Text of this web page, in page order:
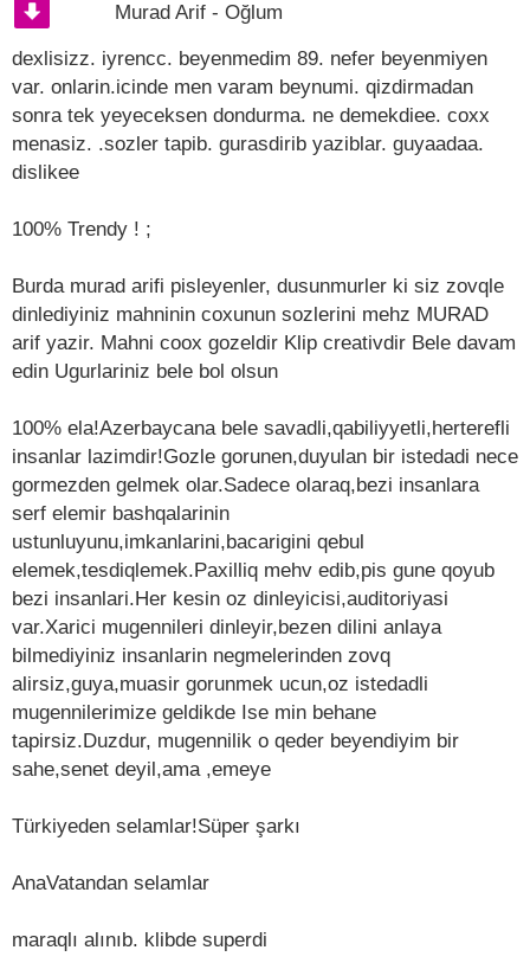
Murad Arif - Oğlum
dexlisizz. iyrencc. beyenmedim 89. nefer beyenmiyen
var. onlarin.icinde men varam beynumi. qizdirmadan
sonra tek yeyeceksen dondurma. ne demekdiee. coxx
menasiz. .sozler tapib. gurasdirib yaziblar. guyaadaa.
dislikee
100% Trendy ! ;
Burda murad arifi pisleyenler, dusunmurler ki siz zovqle
dinlediyiniz mahninin coxunun sozlerini mehz MURAD
arif yazir. Mahni coox gozeldir Klip creativdir Bele davam
edin Ugurlariniz bele bol olsun
100% ela!Azerbaycana bele savadli,qabiliyyetli,herterefli
insanlar lazimdir!Gozle gorunen,duyulan bir istedadi nece
gormezden gelmek olar.Sadece olaraq,bezi insanlara
serf elemir bashqalarinin
ustunluyunu,imkanlarini,bacarigini qebul
elemek,tesdiqlemek.Paxilliq mehv edib,pis gune qoyub
bezi insanlari.Her kesin oz dinleyicisi,auditoriyasi
var.Xarici mugennileri dinleyir,bezen dilini anlaya
bilmediyiniz insanlarin negmelerinden zovq
alirsiz,guya,muasir gorunmek ucun,oz istedadli
mugennilerimize geldikde Ise min behane
tapirsiz.Duzdur, mugennilik o qeder beyendiyim bir
sahe,senet deyil,ama ,emeye
Türkiyeden selamlar!Süper şarkı
AnaVatandan selamlar
maraqlı alınıb. klibde superdi